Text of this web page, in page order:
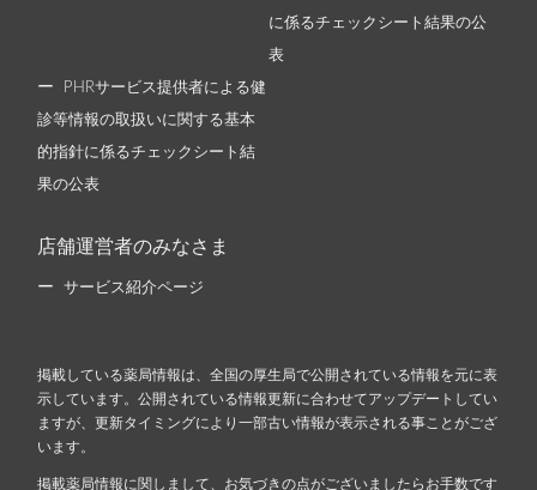
に係るチェックシート結果の公
表
PHRサービス提供者による健
診等情報の取扱いに関する基本
的指針に係るチェックシート結
果の公表
店舗運営者のみなさま
サービス紹介ページ
掲載している薬局情報は、全国の厚生局で公開されている情報を元に表
示しています。公開されている情報更新に合わせてアップデートしてい
ますが、更新タイミングにより一部古い情報が表示される事ことがござ
います。
掲載薬局情報に関しまして、お気づきの点がございましたらお手数です